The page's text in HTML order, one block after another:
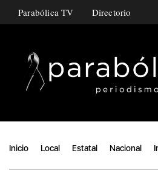
Parabólica TV Directorio
Inicio Local Estatal Nacional